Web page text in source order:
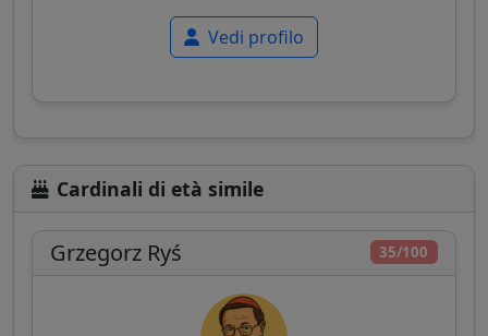
Vedi profilo
Cardinali di età simile
35/100
Grzegorz Ryś